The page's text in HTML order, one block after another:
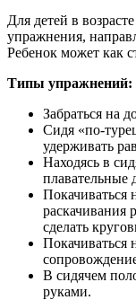
Для детей в
упражнения,
Ребенок может как
Типы упражнений:
Забраться на
Сидя «по-
удерживать
Находясь в
плавательные
Покачиваться
раскачивания
сделать
Покачиваться
В сидячем
руками.